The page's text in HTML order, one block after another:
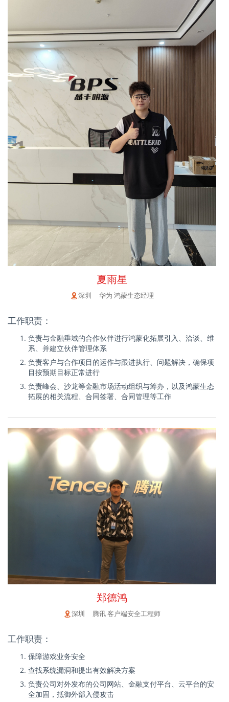
夏雨星
深圳 华为 鸿蒙生态经理
工作职责：
负责与金融垂域的合作伙伴进行鸿蒙化拓展引入、洽谈、维
系、并建立伙伴管理体系
负责客户与合作项目的运作与跟进执行、问题解决，确保项
目按预期目标正常进行
负责峰会、沙龙等金融市场活动组织与筹办，以及鸿蒙生态
拓展的相关流程、合同签署、合同管理等工作
郑德鸿
深圳 腾讯 客户端安全工程师
工作职责：
保障游戏业务安全
查找系统漏洞和提出有效解决方案
负责公司对外发布的公司网站、金融支付平台、云平台的安
全加固，抵御外部入侵攻击